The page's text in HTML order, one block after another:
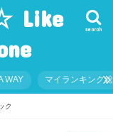
Like
search
WAY マイランキング
ク